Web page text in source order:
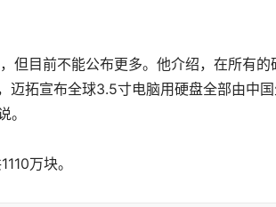
但目前不能公布更多。他介绍，在所有的
迈拓宣布全球3.5寸电脑用硬盘全部由中
。
万块。